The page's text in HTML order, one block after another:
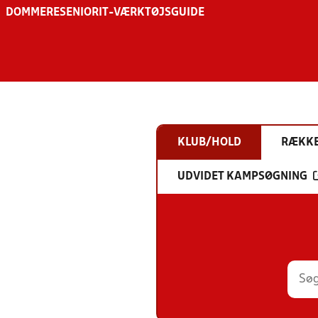
DOMMERESENIOR IT-VÆRKTØJSGUIDE
KLUB/HOLD
UDVIDET KAMPSØGNING